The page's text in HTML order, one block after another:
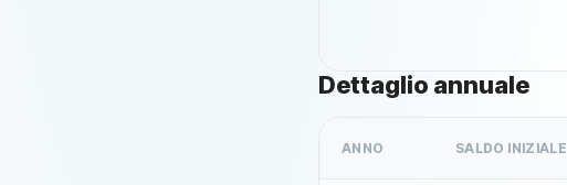
Dettaglio annuale
ANNO SALDO INIZIALE